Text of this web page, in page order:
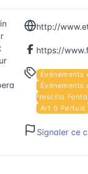
http://
Événements
Événements
à Prescilla
Art à Pertuis
Signaler ce